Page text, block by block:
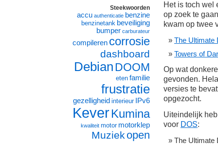
Het is toch wel
op zoek te
kwam op twee
The Ultimate
Towers of
Op wat
gevonden.
versies te
opgezocht.
Uiteindelijk
voor DOS:
The Ultimate
Steekwoorden
accu authenticatie benzine
benzinetank beveiliging
bumper carburateur
compileren corrosie
dashboard
DebianDOOM
eten familie
frustratie
gezelligheid interieur IPv6
KeverKumina
kwaliteit motor motorklep
Muziek open